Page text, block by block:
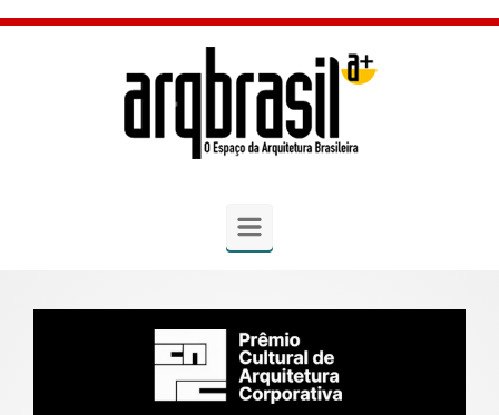
Skip to main content